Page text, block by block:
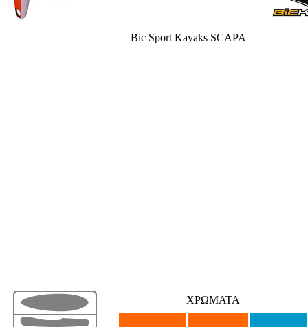
Bic Sport Kayaks SCAPA
ΧΡΩΜΑΤΑ